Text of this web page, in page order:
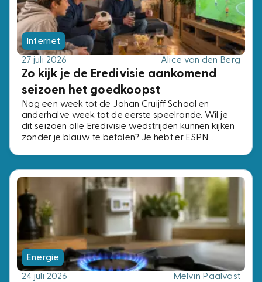
Internet
27 juli 2026
Alice van den Berg
Zo kijk je de Eredivisie aankomend
seizoen het goedkoopst
Nog een week tot de Johan Cruijff Schaal en
anderhalve week tot de eerste speelronde. Wil je
dit seizoen alle Eredivisie wedstrijden kunnen kijken
zonder je blauw te betalen? Je hebt er ESPN
betaal je bij de ene aanbieder € 2,- per maand en
bij de andere € 15,-. Wij zochten de voordeligste
opties uit.
Energie
24 juli 2026
Melvin Paalvast